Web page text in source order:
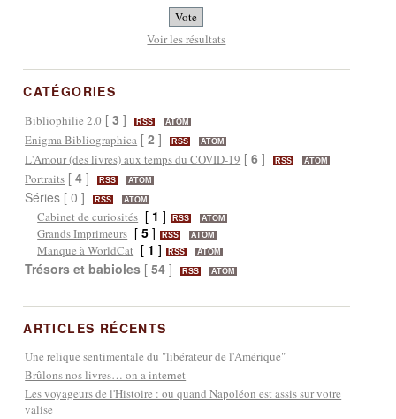
Voir les résultats
CATÉGORIES
Bibliophilie 2.0 [3 ] RSS ATOM
Enigma Bibliographica [2 ] RSS ATOM
L'Amour (des livres) aux temps du COVID-19 [6 ] RSS ATOM
Portraits [4 ] RSS ATOM
Séries [ 0 ] RSS ATOM
Cabinet de curiosités [ 1 ] RSS ATOM
Grands Imprimeurs [5 ] RSS ATOM
Manque à WorldCat [ 1 ] RSS ATOM
Trésors et babioles [54 ] RSS ATOM
ARTICLES RÉCENTS
Une relique sentimentale du "libérateur de l'Amérique"
Brûlons nos livres… on a internet
Les voyageurs de l'Histoire : ou quand Napoléon est assis sur votre
valise